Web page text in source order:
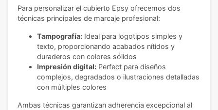
Para personalizar el cubierto Epsy ofrecemos dos
técnicas principales de marcaje profesional:
Tampografía: Ideal para logotipos simples y
texto, proporcionando acabados nítidos y
duraderos con colores sólidos
Impresión digital: Perfect para diseños
complejos, degradados o ilustraciones detalladas
con múltiples colores
Ambas técnicas garantizan adherencia excepcional al